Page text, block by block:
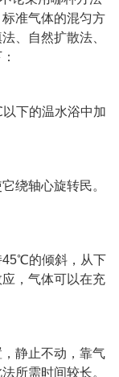
准气体的混匀方
、自然扩散法、
下的温水浴中加
绕轴心旋转民。
45℃的倾斜，从下
，气体可以在充
静止不动，靠气
所需时间较长。